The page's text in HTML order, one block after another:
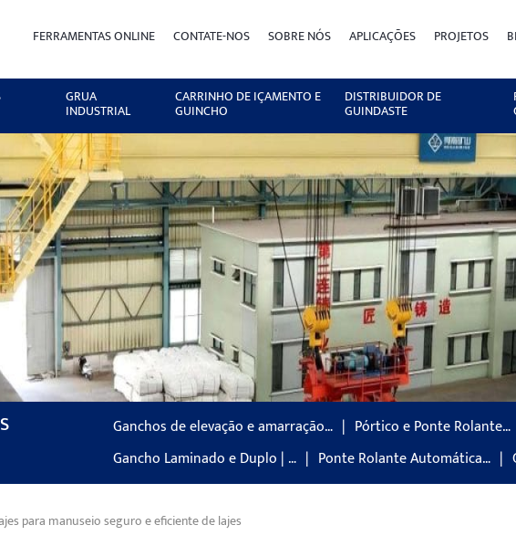
FERRAMENTAS ONLINE CONTATE-NOS SOBRE NÓS APLICAÇÕES PROJETOS
GRUA
INDUSTRIAL
CARRINHO DE IÇAMENTO E
GUINCHO
DISTRIBUIDOR DE
GUINDASTE
Ganchos de elevação e amarração… Pórtico e Ponte Rolante…
Gancho Laminado e Duplo | …
Ponte Rolante Automática…
para manuseio seguro e eficiente de lajes